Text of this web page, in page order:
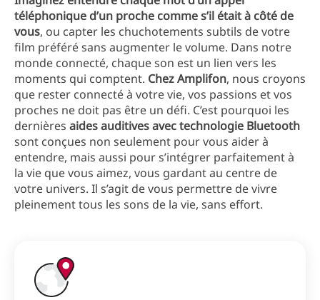
téléphonique d’un proche comme s’il était à côté de
vous, ou capter les chuchotements subtils de votre
film préféré sans augmenter le volume. Dans notre
monde connecté, chaque son est un lien vers les
moments qui comptent. ChezAmplifon, nous croyons
que rester connecté à votre vie, vos passions et vos
proches ne doit pas être un défi. C’est pourquoi les
dernières aides auditives avec technologie Bluetooth
sont conçues non seulement pour vous aider à
entendre, mais aussi pour s’intégrer parfaitement à
la vie que vous aimez, vous gardant au centre de
votre univers. Il s’agit de vous permettre de vivre
pleinement tous les sons de la vie, sans effort.